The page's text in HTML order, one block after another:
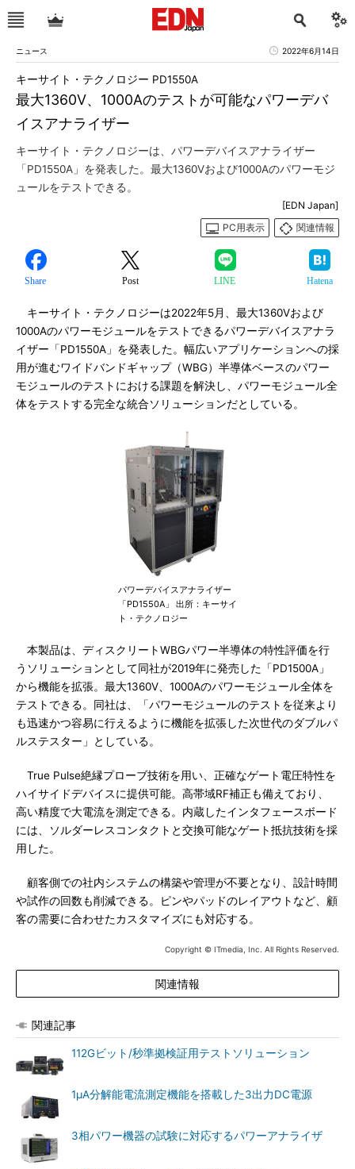
ニュース 2022年6月14日
最大1360V、1000Aのテストが可能なパワーデバ
イスアナライザー
キーサイト・テクノロジー PD1550A
キーサイト・テクノロジーは、パワーデバイスアナライザー
「PD1550A」を発表した。最大1360Vおよび1000Aのパワーモジ
ュールをテストできる。
[EDN Japan]
PC用表示
関連情報
Share Post LINE Hatena
キーサイト・テクノロジーは2022年5月、最大1360Vおよび
1000Aのパワーモジュールをテストできるパワーデバイスアナラ
イザー「PD1550A」を発表した。幅広いアプリケーションへの採
用が進むワイドバンドギャップ（WBG）半導体ベースのパワー
モジュールのテストにおける課題を解決し、パワーモジュール全
体をテストする完全な統合ソリューションだとしている。
パワーデバイスアナライザー
「PD1550A」 出所：キーサイ
ト・テクノロジー
本製品は、ディスクリートWBGパワー半導体の特性評価を行
うソリューションとして同社が2019年に発売した「PD1500A」
から機能を拡張。最大1360V、1000Aのパワーモジュール全体を
テストできる。同社は、「パワーモジュールのテストを従来より
も迅速かつ容易に行えるように機能を拡張した次世代のダブルパ
ルステスター」としている。
True Pulse絶縁プローブ技術を用い、正確なゲート電圧特性を
ハイサイドデバイスに提供可能。高帯域RF補正も備えており、
高い精度で大電流を測定できる。内蔵したインタフェースボード
には、ソルダーレスコンタクトと交換可能なゲート抵抗技術を採
用した。
顧客側での社内システムの構築や管理が不要となり、設計時間
や試作の回数も削減できる。ピンやパッドのレイアウトなど、顧
客の需要に合わせたカスタマイズにも対応する。
Copyright © ITmedia, Inc. All Rights Reserved.
関連情報
関連記事
112Gビット/秒準拠検証用テストソリューション
1μA分解能電流測定機能を搭載した3出力DC電源
3相パワー機器の試験に対応するパワーアナライザ